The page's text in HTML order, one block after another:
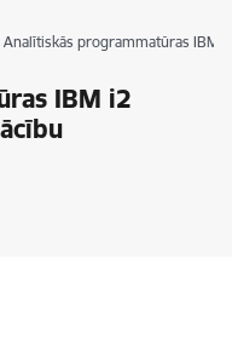
Analītiskās programmatūras IBM
IBM i2